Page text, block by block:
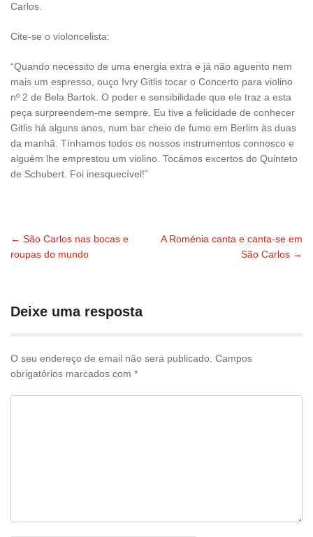
Carlos.
Cite-se o violoncelista:
“Quando necessito de uma energia extra e já não aguento nem
mais um espresso, ouço Ivry Gitlis tocar o Concerto para violino
nº 2 de Bela Bartok. O poder e sensibilidade que ele traz a esta
peça surpreendem-me sempre. Eu tive a felicidade de conhecer
Gitlis há alguns anos, num bar cheio de fumo em Berlim às duas
da manhã. Tínhamos todos os nossos instrumentos connosco e
alguém lhe emprestou um violino. Tocámos excertos do Quinteto
de Schubert. Foi inesquecível!”
Navegação
publicações
← São Carlos nas bocas e
roupas do mundo
A Roménia canta e canta-se em
São Carlos →
Deixe uma resposta
O seu endereço de email não será publicado. Campos
obrigatórios marcados com *